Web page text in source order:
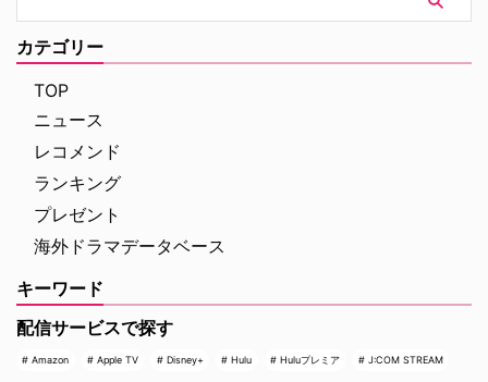
カテゴリー
TOP
ニュース
レコメンド
ランキング
プレゼント
海外ドラマデータベース
キーワード
配信サービスで探す
Amazon Apple TV Disney+ Hulu Huluプレミア J:COM STREAM